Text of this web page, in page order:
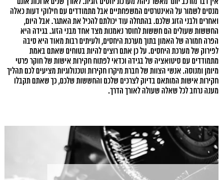
10. כל מה שרציתם לדעת על תהליך חקירות אישות מורכב
11. חקירת בגידות – חשיבה מראש על הצרכים בונה את תיק
החקירה
12. החששות שרק חוקר בגידות יכול להפריח
13. חקירות בגידה – אם יש ספק, אין ספק
14. מדיניות הפרטיות
מנסים לשמור על האינטרסים המשפחתיים אבל מתמודדים עם חילוקי דעות כאלה
ואחרים ולבני הזוג שלכם. בהתחלה עוד יכולתם להכיל את האתגר. אבל היום,
החששות שעולים הם חששות לחוסר נאמנות מצד אחד מבני הזוג. בגידה היא
הפרה חמורה של האמון בתוך מערכת היחסים, ולעיתים רבות מאוד היא סיבה
לפירוק של מערכת היחסים. על כן אתם רוצים להיות בטוחים שאתם באמת
מתמודדים עם סיטואציה של בגידה וכדאי לפתוח חקירות אישות של חוקר פרטי
מיומן ומנוסה. אנשי הצוות של חברת מיקרו חקירות וטכנולוגיות מציעים לכם תהליך
חקירות אישות המותאם בדיוק לצרכים שלכם והחששות שלכם, כך שאתם תקבלו
מענה נרחב לכל שאלה שעולה לאורך הדרך.